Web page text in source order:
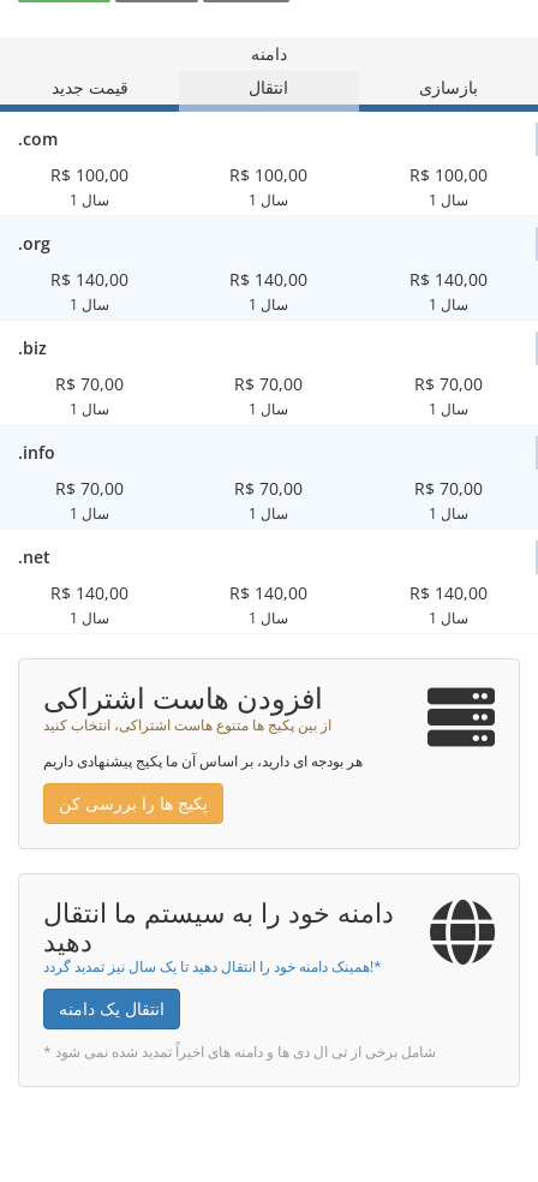
دامنه
قیمت جدید
انتقال بازسازی
.com
R$ 100,00
1 سال
R$ 100,00
1 سال
R$ 100,00
1 سال
.org
R$ 140,00
1 سال
R$ 140,00
1 سال
R$ 140,00
1 سال
.biz
R$ 70,00
1 سال
R$ 70,00
1 سال
R$ 70,00
1 سال
.info
R$ 70,00
1 سال
R$ 70,00
1 سال
R$ 70,00
1 سال
.net
R$ 140,00
1 سال
R$ 140,00
1 سال
R$ 140,00
1 سال
افزودن هاست اشتراکی
از بین پکیج ها متنوع هاست اشتراکی، انتخاب کنید
هر بودجه ای دارید، بر اساس آن ما پکیج پیشنهادی داریم
پکیج ها را بررسی کن
دامنه خود را به سیستم ما انتقال
دهید
همینک دامنه خود را انتقال دهید تا یک سال نیز تمدید گردد!*
انتقال یک دامنه
* شامل برخی از تی ال دی ها و دامنه های اخیراً تمدید شده نمی شود